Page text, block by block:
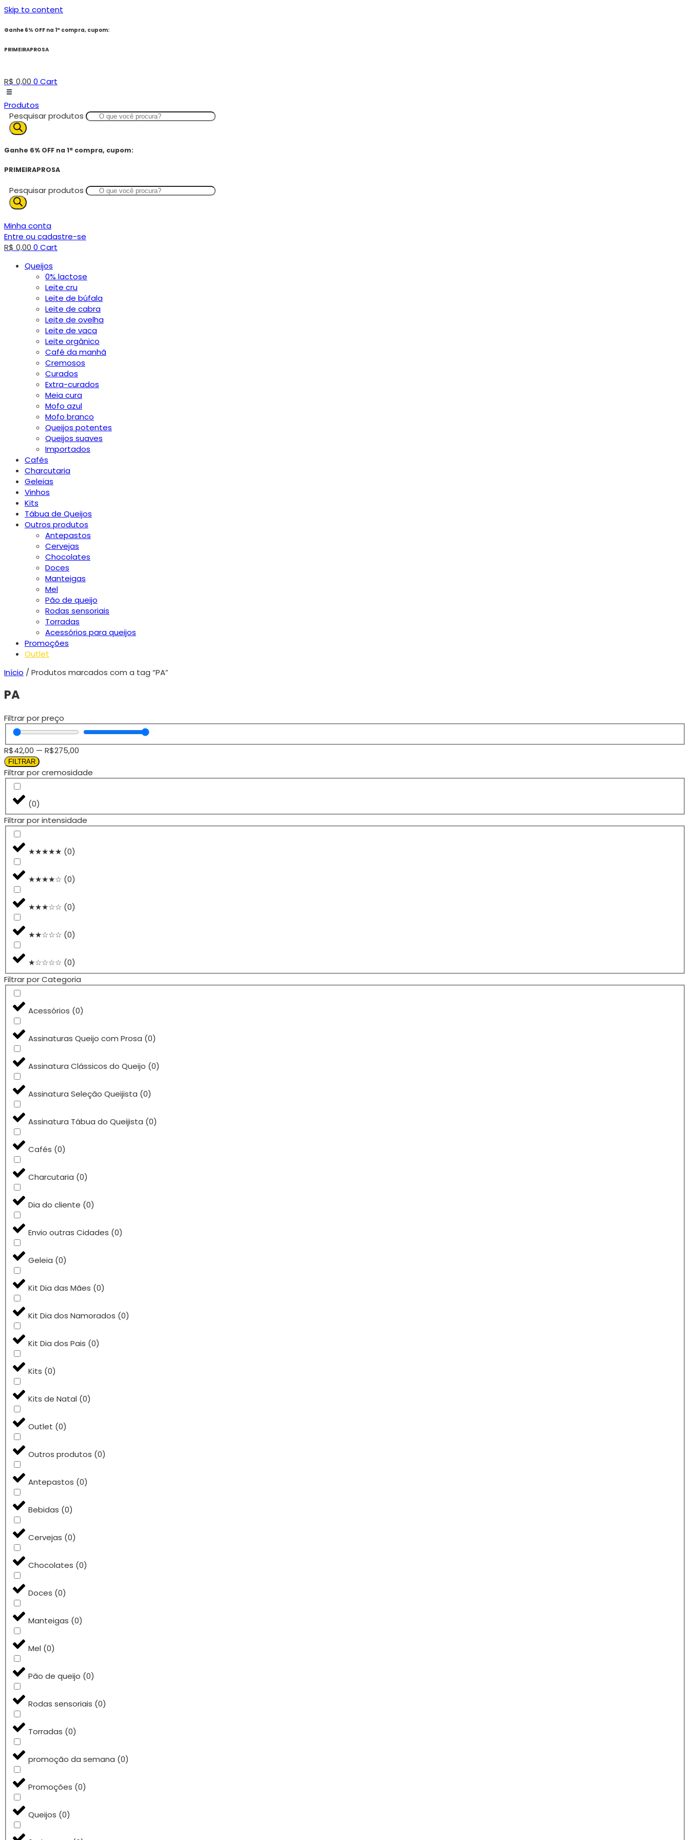
Skip to content
Ganhe 6% OFF na 1ª compra, cupom:
PRIMEIRAPROSA
R$ 0,00 0 Cart
Produtos
Pesquisar produtos
Ganhe 6% OFF na 1ª compra, cupom:
PRIMEIRAPROSA
Pesquisar produtos
Minha conta
Entre ou cadastre-se
R$ 0,00 0 Cart
Queijos
0% lactose
Leite cru
Leite de búfala
Leite de cabra
Leite de ovelha
Leite de vaca
Leite orgânico
Café da manhã
Cremosos
Curados
Extra-curados
Meia cura
Mofo azul
Mofo branco
Queijos potentes
Queijos suaves
Importados
Cafés
Charcutaria
Geleias
Vinhos
Kits
Tábua de Queijos
Outros produtos
Antepastos
Cervejas
Chocolates
Doces
Manteigas
Mel
Pão de queijo
Rodas sensoriais
Torradas
Acessórios para queijos
Promoções
Outlet
Início / Produtos marcados com a tag “PA”
PA
Filtrar por preço
R$42,00 — R$275,00
FILTRAR
Filtrar por cremosidade
(0)
Filtrar por intensidade
★★★★★ (0)
★★★★☆ (0)
★★★☆☆ (0)
★★☆☆☆ (0)
★☆☆☆☆ (0)
Filtrar por Categoria
Acessórios (0)
Assinaturas Queijo com Prosa (0)
Assinatura Clássicos do Queijo (0)
Assinatura Seleção Queijista (0)
Assinatura Tábua do Queijista (0)
Cafés (0)
Charcutaria (0)
Dia do cliente (0)
Envio outras Cidades (0)
Geleia (0)
Kit Dia das Mães (0)
Kit Dia dos Namorados (0)
Kit Dia dos Pais (0)
Kits (0)
Kits de Natal (0)
Outlet (0)
Outros produtos (0)
Antepastos (0)
Bebidas (0)
Cervejas (0)
Chocolates (0)
Doces (0)
Manteigas (0)
Mel (0)
Pão de queijo (0)
Rodas sensoriais (0)
Torradas (0)
promoção da semana (0)
Promoções (0)
Queijos (0)